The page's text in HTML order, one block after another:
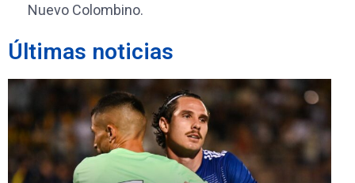
Nuevo Colombino.
Últimas noticias